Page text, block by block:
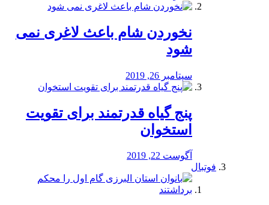
نخوردن شام باعث لاغری نمی
‌شود
سپتامبر 26, 2019
پنج گیاه قدرتمند برای تقویت
استخوان
آگوست 22, 2019
فوتبال